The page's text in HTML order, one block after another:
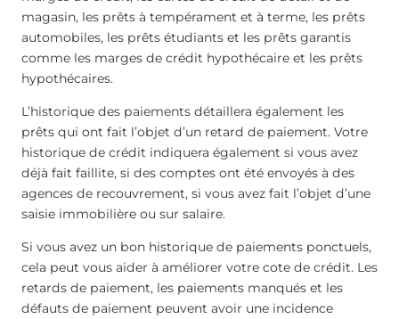
magasin, les prêts à tempérament et à terme, les prêts
automobiles, les prêts étudiants et les prêts garantis
comme les marges de crédit hypothécaire et les prêts
hypothécaires.
L’historique des paiements détaillera également les
prêts qui ont fait l’objet d’un retard de paiement. Votre
historique de crédit indiquera également si vous avez
déjà fait faillite, si des comptes ont été envoyés à des
agences de recouvrement, si vous avez fait l’objet d’une
saisie immobilière ou sur salaire.
Si vous avez un bon historique de paiements ponctuels,
cela peut vous aider à améliorer votre cote de crédit. Les
retards de paiement, les paiements manqués et les
défauts de paiement peuvent avoir une incidence